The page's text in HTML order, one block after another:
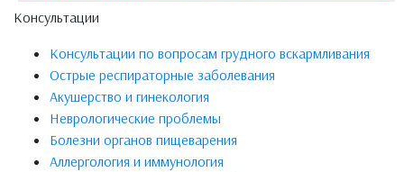
Консультации
Консультации по вопросам грудного вскармливания
Острые респираторные заболевания
Акушерство и гинекология
Неврологические проблемы
Болезни органов пищеварения
Аллергология и иммунология